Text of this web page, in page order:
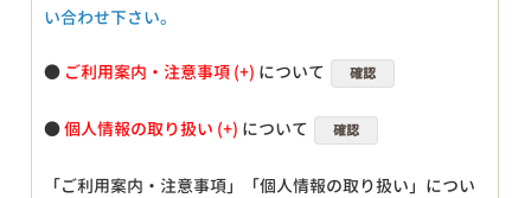
い合わせ下さい。
● ご利用案内・注意事項 について 確認
●個人情報の取り扱い について 確認
「ご利用案内・注意事項」「個人情報の取り扱い」につい